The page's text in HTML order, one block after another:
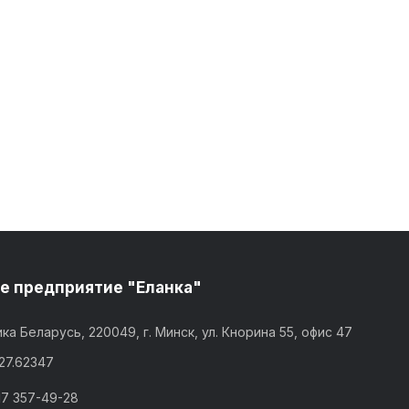
предприятие "Еланка"
Беларусь, 220049, г. Минск, ул. Кнорина 55, офис 47
357-49-28